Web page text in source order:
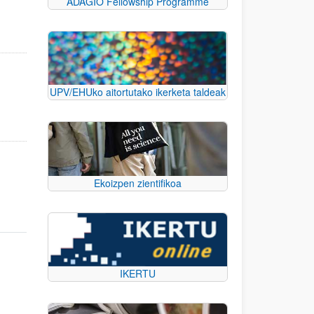
UPV/EHUko aitortutako ikerketa taldeak
Ekoizpen zientifikoa
IKERTU